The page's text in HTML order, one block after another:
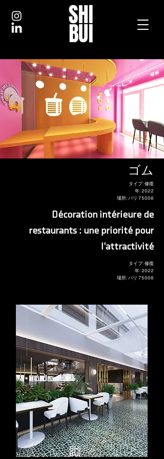
ゴム
タイプ: 修復
年: 2022
場所: パリ 75008
Décoration intérieure de
restaurants : une priorité pour
l’attractivité
タイプ: 修復
年: 2022
場所: パリ 75008